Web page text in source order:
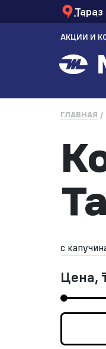
Тараз
АКЦИИ И
ГЛАВНАЯ
с
Цена,